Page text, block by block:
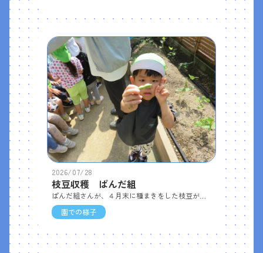
2026/07/28
枝豆収穫 ぱんだ組
ぱんだ組さんが、４月末に種まきをした枝豆が、ついに収穫の時期を迎えました。 暑い中でしたが、子どもたちは、小ぶりながらもぷっくりと実った枝豆を嬉しそうに収穫していました。収穫した枝豆は調理室で塩ゆでにしてもらい、給食の時間にいただきました。 子どもたちは上手に莢から豆を取り出し、モグモグと味わいながら「おいしい！」と笑顔いっぱい。自分たちで育てた枝豆の味は、格別だったみたいです。
園での様子